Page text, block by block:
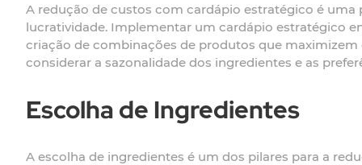
A redução de custos com cardápio estratégico é
lucratividade. Implementar um cardápio estratégico
criação de combinações de produtos que
considerar a sazonalidade dos ingredientes e as
Escolha de Ingredientes
A escolha de ingredientes é um dos pilares para a